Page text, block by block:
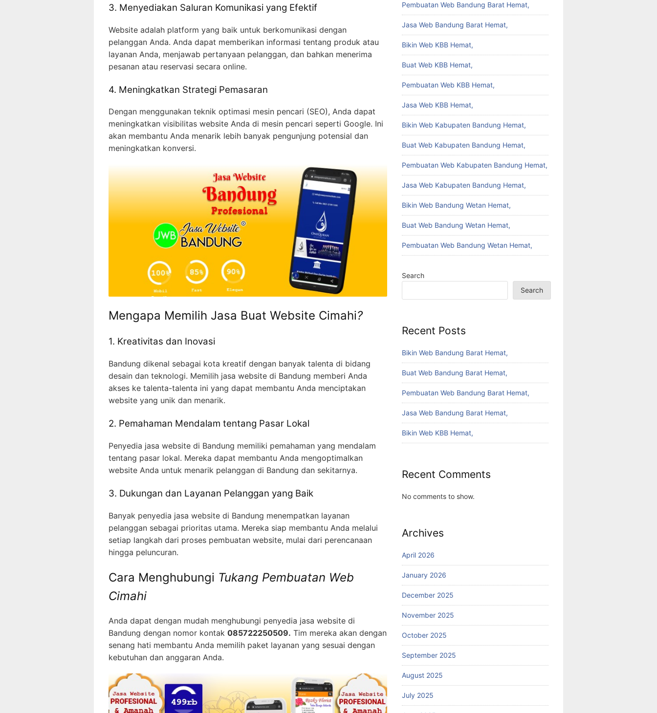
3. Menyediakan Saluran Komunikasi yang Efektif
Website adalah platform yang baik untuk berkomunikasi dengan
pelanggan Anda. Anda dapat memberikan informasi tentang produk atau
layanan Anda, menjawab pertanyaan pelanggan, dan bahkan menerima
pesanan atau reservasi secara online.
4. Meningkatkan Strategi Pemasaran
Dengan menggunakan teknik optimasi mesin pencari (SEO), Anda dapat
meningkatkan visibilitas website Anda di mesin pencari seperti Google. Ini
akan membantu Anda menarik lebih banyak pengunjung potensial dan
meningkatkan konversi.
Mengapa Memilih Jasa Buat Website Cimahi?
1. Kreativitas dan Inovasi
Bandung dikenal sebagai kota kreatif dengan banyak talenta di bidang
desain dan teknologi. Memilih jasa website di Bandung memberi Anda
akses ke talenta-talenta ini yang dapat membantu Anda menciptakan
website yang unik dan menarik.
2. Pemahaman Mendalam tentang Pasar Lokal
Penyedia jasa website di Bandung memiliki pemahaman yang mendalam
tentang pasar lokal. Mereka dapat membantu Anda mengoptimalkan
website Anda untuk menarik pelanggan di Bandung dan sekitarnya.
3. Dukungan dan Layanan Pelanggan yang Baik
Banyak penyedia jasa website di Bandung menempatkan layanan
pelanggan sebagai prioritas utama. Mereka siap membantu Anda melalui
setiap langkah dari proses pembuatan website, mulai dari perencanaan
hingga peluncuran.
Cara Menghubungi Tukang Pembuatan Web
Cimahi
Anda dapat dengan mudah menghubungi penyedia jasa website di
Bandung dengan nomor kontak 085722250509. Tim mereka akan dengan
senang hati membantu Anda memilih paket layanan yang sesuai dengan
kebutuhan dan anggaran Anda.
Pembuatan Web Bandung Barat Hemat,
Jasa Web Bandung Barat Hemat,
Bikin Web KBB Hemat,
Buat Web KBB Hemat,
Pembuatan Web KBB Hemat,
Jasa Web KBB Hemat,
Bikin Web Kabupaten Bandung Hemat,
Buat Web Kabupaten Bandung Hemat,
Pembuatan Web Kabupaten Bandung Hemat,
Jasa Web Kabupaten Bandung Hemat,
Bikin Web Bandung Wetan Hemat,
Buat Web Bandung Wetan Hemat,
Pembuatan Web Bandung Wetan Hemat,
Search
Search
Recent Posts
Bikin Web Bandung Barat Hemat,
Buat Web Bandung Barat Hemat,
Pembuatan Web Bandung Barat Hemat,
Jasa Web Bandung Barat Hemat,
Bikin Web KBB Hemat,
Recent Comments
No comments to show.
Archives
April 2026
January 2026
December 2025
November 2025
October 2025
September 2025
August 2025
July 2025